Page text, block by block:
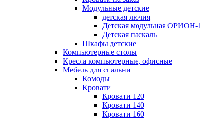
Модульные детские
детская лючия
Детская модульная ОРИОН-1
Детская паскаль
Шкафы детские
Компьютерные столы
Кресла компьютерные, офисные
Мебель для спальни
Комоды
Кровати
Кровати 120
Кровати 140
Кровати 160